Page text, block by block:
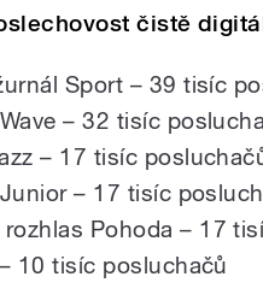
čistě
Sport – 39 tisíc
– 32 tisíc
– 17 tisíc
– 17 tisíc
Pohoda – 17
10 tisíc posluchačů